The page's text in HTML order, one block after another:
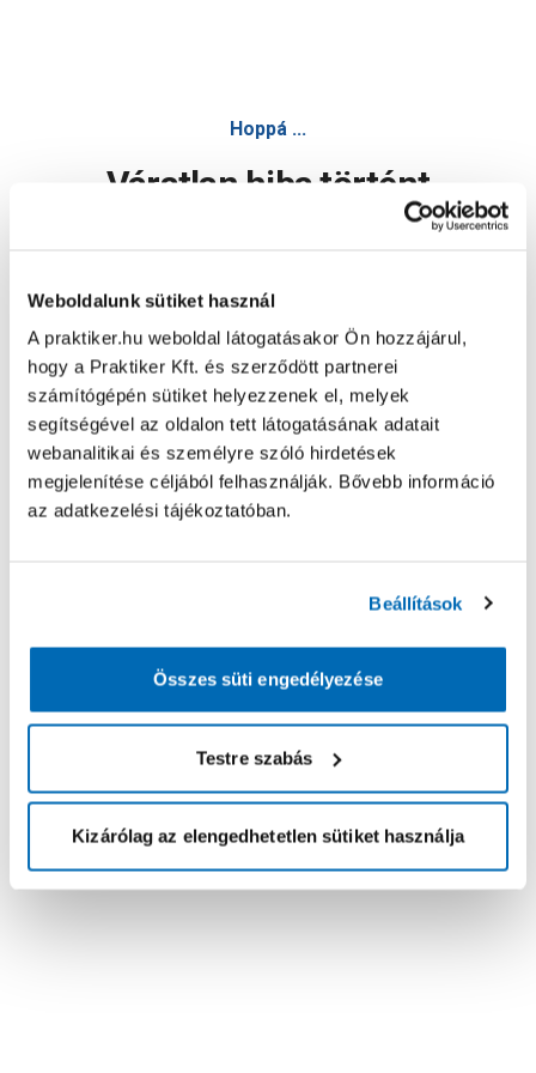
Weboldalunk sütiket használ
A praktiker.hu weboldal látogatásakor Ön hozzájárul,
hogy a Praktiker Kft. és szerződött partnerei
számítógépén sütiket helyezzenek el, melyek
segítségével az oldalon tett látogatásának adatait
webanalitikai és személyre szóló hirdetések
megjelenítése céljából felhasználják. Bővebb információ
az adatkezelési tájékoztatóban.
Beállítások
Összes süti engedélyezése
Testre szabás
Kizárólag az elengedhetetlen sütiket használja
Hoppá ...
Váratlan hiba történt
Oldal újratöltése